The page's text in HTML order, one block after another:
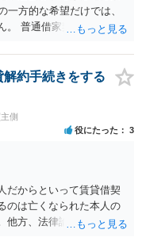
方的な希望だけでは、
。 普通借家契約から定期
が、これは任意の合意が
せん。 12年間の居住実
費用の準備が困難な事情
て正当事由判断において
的な事情と立退料など
は一般的に高いと考えら
貸借契約の有効性を直ち
ば賃貸借の効力は原則
在は普通借家契約が継続
こと、②貸主側の事情
体的に書面で説明して
を丁寧に伝えること、を
約手続きをする
側
役にたった 3
だからといって賃貸借契
のは亡くなられた本人の
他方、法律論はさてお